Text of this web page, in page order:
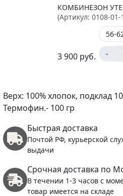
КОМБИНЕЗОН
(Артикул: 0108-01-
3 900 руб. -
Верх: 100% хлопок, подклад
Термофин.- 100 гр
Быстрая доставка
Почтой РФ, курьерской
выдачи
Срочная доставка по
В течении 1-3 часов с
товар имеется на складе